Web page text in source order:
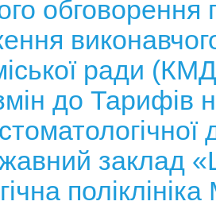
обговорення
ради
до Тарифів
заклад
поліклініка